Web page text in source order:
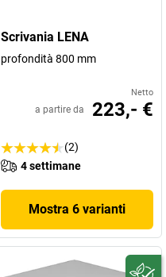
Scrivania LENA
profondità 800 mm
Netto
a partire da 223,- €
(2)
4 settimane
Mostra 6 varianti